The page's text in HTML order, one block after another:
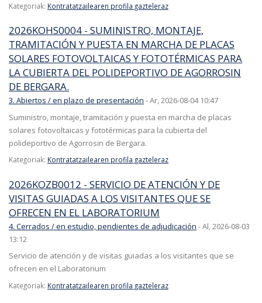
Kategoriak: Kontratatzailearen profila gazteleraz
2026KOHS0004 - SUMINISTRO, MONTAJE,
TRAMITACIÓN Y PUESTA EN MARCHA DE PLACAS
SOLARES FOTOVOLTAICAS Y FOTOTÉRMICAS PARA
LA CUBIERTA DEL POLIDEPORTIVO DE AGORROSIN
DE BERGARA.
3. Abiertos / en plazo de presentación -Ar, 2026-08-04 10:47
Suministro, montaje, tramitación y puesta en marcha de placas
solares fotovoltaicas y fototérmicas para la cubierta del
polideportivo de Agorrosin de Bergara.
Kategoriak: Kontratatzailearen profila gazteleraz
2026KOZB0012 - SERVICIO DE ATENCIÓN Y DE
VISITAS GUIADAS A LOS VISITANTES QUE SE
OFRECEN EN EL LABORATORIUM
4. Cerrados / en estudio, pendientes de adjudicación -Al, 2026-08-03
13:12
Servicio de atención y de visitas guiadas a los visitantes que se
ofrecen en el Laboratorium
Kategoriak: Kontratatzailearen profila gazteleraz